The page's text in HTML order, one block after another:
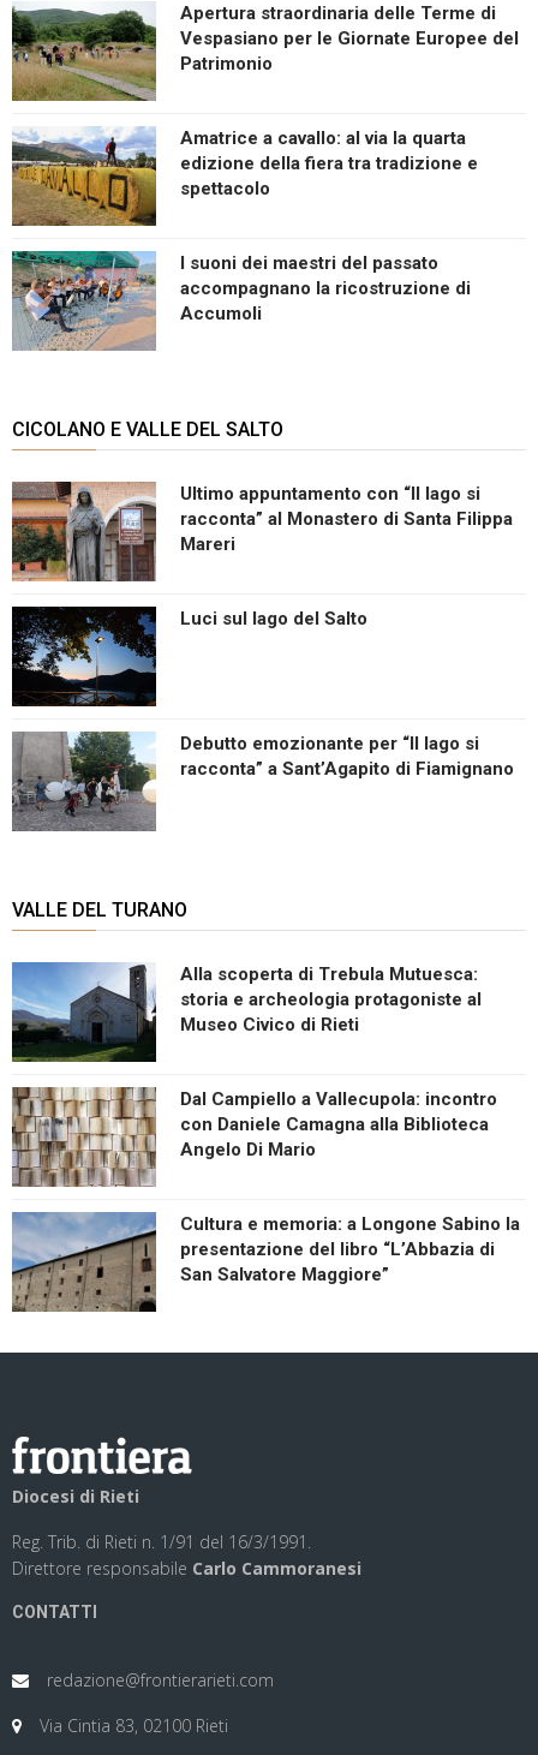
Apertura straordinaria delle Terme di
Vespasiano per le Giornate Europee del
Patrimonio
Amatrice a cavallo: al via la quarta
edizione della fiera tra tradizione e
spettacolo
I suoni dei maestri del passato
accompagnano la ricostruzione di
Accumoli
CICOLANO E VALLE DEL SALTO
Ultimo appuntamento con “Il lago si
racconta” al Monastero di Santa Filippa
Mareri
Luci sul lago del Salto
Debutto emozionante per “Il lago si
racconta” a Sant’Agapito di Fiamignano
VALLE DEL TURANO
Alla scoperta di Trebula Mutuesca:
storia e archeologia protagoniste al
Museo Civico di Rieti
Dal Campiello a Vallecupola: incontro
con Daniele Camagna alla Biblioteca
Angelo Di Mario
Cultura e memoria: a Longone Sabino la
presentazione del libro “L’Abbazia di
San Salvatore Maggiore”
Diocesi di Rieti
Reg. Trib. di Rieti n. 1/91 del 16/3/1991.
Direttore responsabile Carlo Cammoranesi
CONTATTI
redazione@frontierarieti.com
Via Cintia 83, 02100 Rieti